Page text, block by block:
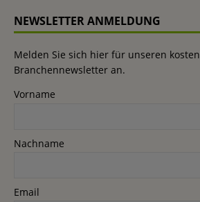
NEWSLETTER ANMELDUNG
Melden Sie sich hier für unseren
Branchennewsletter an.
Vorname
Nachname
Email